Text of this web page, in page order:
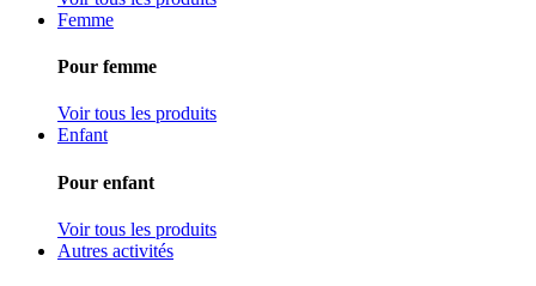
Femme
Pour femme
Voir tous les produits
Enfant
Pour enfant
Voir tous les produits
Autres activités